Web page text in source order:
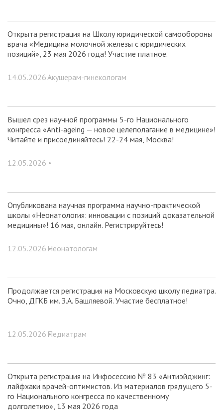
Открыта регистрация на Школу юридической самообороны
врача «Медицина молочной железы с юридических
позиций», 23 мая 2026 года! Участие платное.
14.05.2026 •Акушерам-гинекологам
Вышел срез научной программы 5-го Национального
конгресса «Anti-ageing — новое целеполагание в медицине»!
Читайте и присоединяйтесь! 22-24 мая, Москва!
12.05.2026 •
Опубликована научная программа научно-практической
школы «Неонатология: инновации с позиций доказательной
медицины»! 16 мая, онлайн. Регистрируйтесь!
12.05.2026 •Неонатологам
Продолжается регистрация на Московскую школу педиатра.
Очно, ДГКБ им. З.А. Башляевой. Участие бесплатное!
12.05.2026 •Педиатрам
Открыта регистрация на Инфосессию № 83 «Антиэйджинг:
лайфхаки врачей-оптимистов. Из материалов грядущего 5-
го Национального конгресса по качественному
долголетию», 13 мая 2026 года